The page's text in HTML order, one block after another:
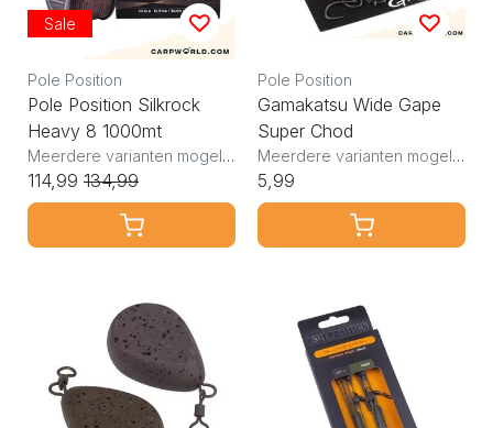
Sale
Pole Position
Pole Position Silkrock
Heavy 8 1000mt
Meerdere varianten mogelijk
114,99 134,99
Pole Position
Gamakatsu Wide Gape
Super Chod
Meerdere varianten mogelijk
5,99